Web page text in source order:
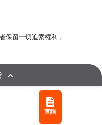
查詢
保留一切追索權利 。